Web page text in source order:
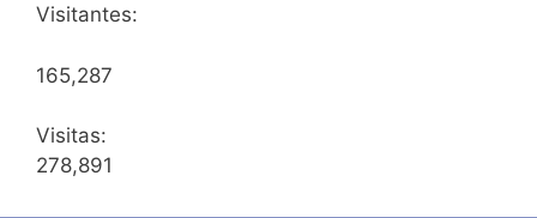
Visitantes:
165,287
Visitas:
278,891